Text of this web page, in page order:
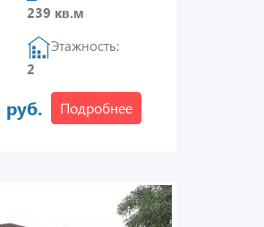
239 кв.м
Этажность:
2
руб. Подробнее